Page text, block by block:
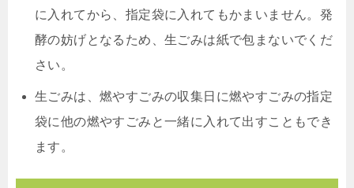
に入れてから、指定袋に入れてもかまいません。発
酵の妨げとなるため、生ごみは紙で包まないでくだ
さい。
生ごみは、燃やすごみの収集日に燃やすごみの指定
袋に他の燃やすごみと一緒に入れて出すこともでき
ます。